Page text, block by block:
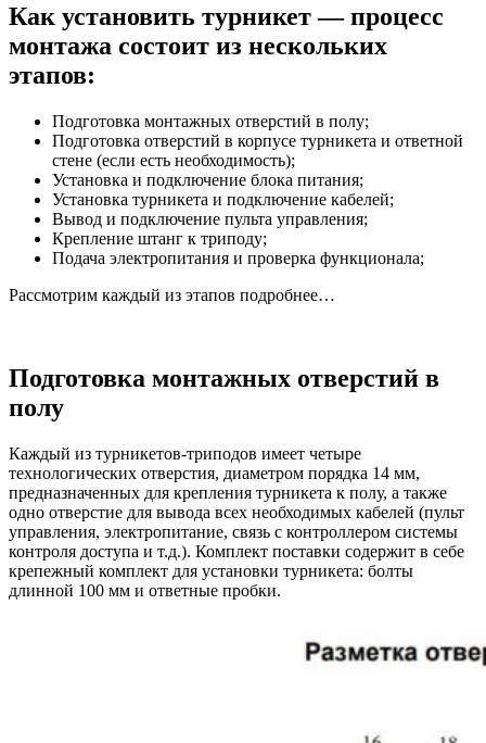
Как установить турникет — процесс
монтажа состоит из нескольких
этапов:
Подготовка монтажных отверстий в полу;
Подготовка отверстий в корпусе турникета и ответной
стене (если есть необходимость);
Установка и подключение блока питания;
Установка турникета и подключение кабелей;
Вывод и подключение пульта управления;
Крепление штанг к триподу;
Подача электропитания и проверка функционала;
Рассмотрим каждый из этапов подробнее…
Подготовка монтажных отверстий в
полу
Каждый из турникетов-триподов имеет четыре
технологических отверстия, диаметром порядка 14 мм,
предназначенных для крепления турникета к полу, а также
одно отверстие для вывода всех необходимых кабелей (пульт
управления, электропитание, связь с контроллером системы
контроля доступа и т.д.). Комплект поставки содержит в себе
крепежный комплект для установки турникета: болты
длинной 100 мм и ответные пробки.